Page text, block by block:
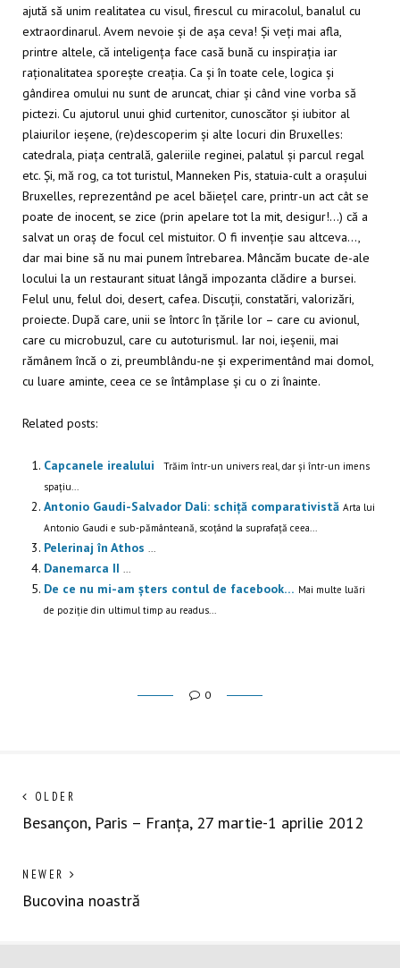
ajută să unim realitatea cu visul, firescul cu miracolul, banalul cu
extraordinarul. Avem nevoie și de așa ceva! Și veți mai afla,
printre altele, că inteligența face casă bună cu inspirația iar
raționalitatea sporește creația. Ca și în toate cele, logica și
gândirea omului nu sunt de aruncat, chiar și când vine vorba să
pictezi. Cu ajutorul unui ghid curtenitor, cunoscător și iubitor al
plaiurilor ieșene, (re)descoperim și alte locuri din Bruxelles:
catedrala, piața centrală, galeriile reginei, palatul și parcul regal
etc. Și, mă rog, ca tot turistul, Manneken Pis, statuia-cult a orașului
Bruxelles, reprezentând pe acel băiețel care, printr-un act cât se
poate de inocent, se zice (prin apelare tot la mit, desigur!…) că a
salvat un oraș de focul cel mistuitor. O fi invenție sau altceva…,
dar mai bine să nu mai punem întrebarea. Mâncăm bucate de-ale
locului la un restaurant situat lângă impozanta clădire a bursei.
Felul unu, felul doi, desert, cafea. Discuții, constatări, valorizări,
proiecte. După care, unii se întorc în țările lor – care cu avionul,
care cu microbuzul, care cu autoturismul. Iar noi, ieșenii, mai
rămânem încă o zi, preumblându-ne și experimentând mai domol,
cu luare aminte, ceea ce se întâmplase și cu o zi înainte.
Related posts:
Capcanele irealului
Trăim într-un univers real, dar și într-un imens
spațiu...
Antonio Gaudi-Salvador Dali: schiță comparativistă Arta lui
Antonio Gaudi e sub-pământeană, scoțând la suprafață ceea...
Pelerinaj în Athos ...
Danemarca II ...
De ce nu mi-am șters contul de facebook… Mai multe luări
de poziție din ultimul timp au readus...
0
Navigare
în
articole
OLDER
post:
Besançon, Paris – Franța, 27 martie-1 aprilie 2012
NEWER
post:
Bucovina noastră